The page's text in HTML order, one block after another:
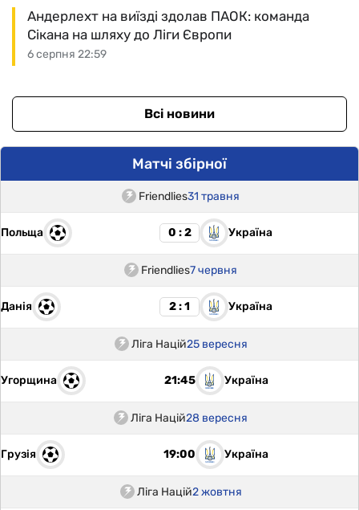
6 серпня 22:59
Андерлехт на виїзді здолав ПАОК: команда
Сікана на шляху до Ліги Європи
Всі новини
Матчі збірної
Friendlies31 травня
Польща 0 : 2 Україна
Friendlies7 червня
Данія 2 : 1 Україна
Ліга Націй25 вересня
Угорщина 21:45 Україна
Ліга Націй28 вересня
Грузія 19:00 Україна
Ліга Націй2 жовтня